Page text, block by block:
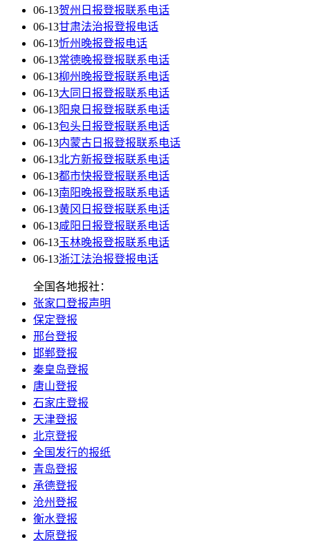
06-13贺州日报登报联系电话
06-13甘肃法治报登报电话
06-13忻州晚报登报电话
06-13常德晚报登报联系电话
06-13柳州晚报登报联系电话
06-13大同日报登报联系电话
06-13阳泉日报登报联系电话
06-13包头日报登报联系电话
06-13内蒙古日报登报联系电话
06-13北方新报登报联系电话
06-13都市快报登报联系电话
06-13南阳晚报登报联系电话
06-13黄冈日报登报联系电话
06-13咸阳日报登报联系电话
06-13玉林晚报登报联系电话
06-13浙江法治报登报电话
全国各地报社：
张家口登报声明
保定登报
邢台登报
邯郸登报
秦皇岛登报
唐山登报
石家庄登报
天津登报
北京登报
全国发行的报纸
青岛登报
承德登报
沧州登报
衡水登报
太原登报